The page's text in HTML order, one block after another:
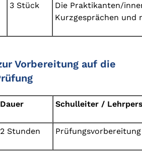
3 Stück
Die Praktikanten/
Kurzgesprächen und
Vorbereitung auf die
Dauer Schulleiter /
2 Stunden